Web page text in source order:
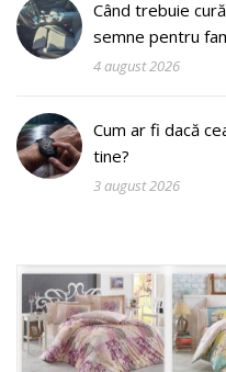
Când trebuie
semne pentru
4 august 2026
Cum ar fi dacă
tine?
3 august 2026